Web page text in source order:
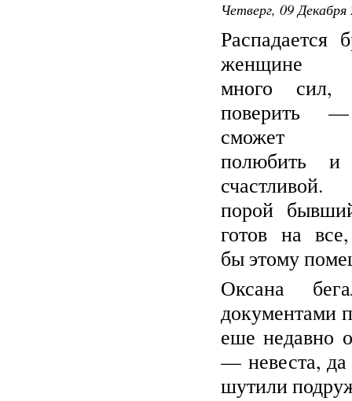
Четверг, 09
Распадается
женщине
много сил,
поверить
сможет
полюбить и
порой
готов на
бы этому
Оксана
документами
еше недавно
— невеста,
шутили